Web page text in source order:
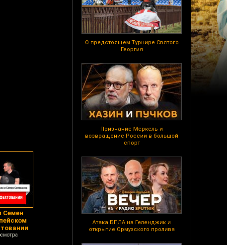
О предстоящем Турнире Святого
Георгия
Признание Меркель и
возвращение России в большой
спорт
Атака БПЛА на Геленджик и
открытие Ормузского пролива
Семен